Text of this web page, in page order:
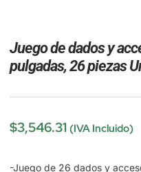
Juego de dados y
pulgadas, 26 piezas
$3,546.31 (IVA Incluido)
-Juego de 26 dados y